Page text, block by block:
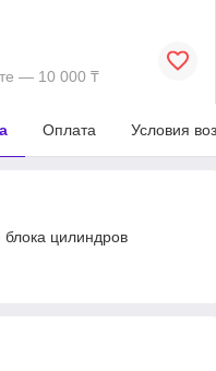
— 10 000 ₸
Оплата Условия
цилиндров